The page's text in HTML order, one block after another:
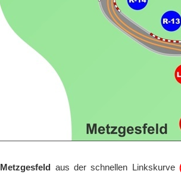
Metzgesfeld aus der schnellen Linkskurve